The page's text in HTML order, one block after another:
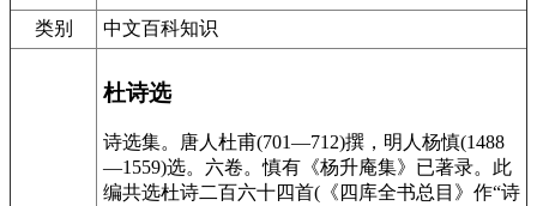
类别
中文百科知识
杜诗选
诗选集。唐人杜甫(701—712)撰，明人杨慎(1488
—1559)选。六卷。慎有《杨升庵集》已著录。此
编共选杜诗二百六十四首(《四库全书总目》作“诗